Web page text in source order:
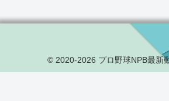
© 2020-2026 プロ野球NPB最新